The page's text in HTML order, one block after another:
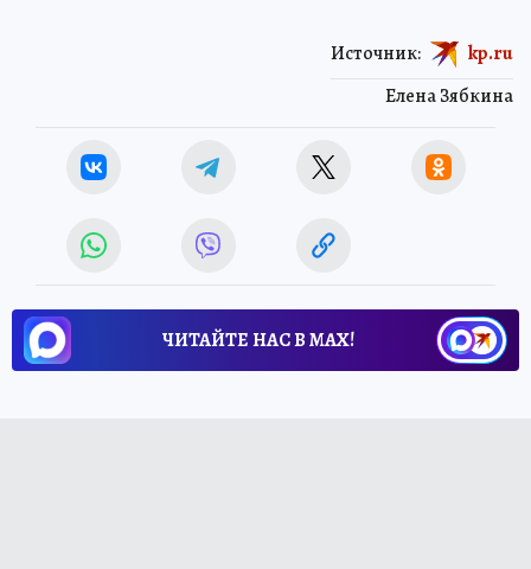
Елена Зябкина
Источник: kp.ru
ЧИТАЙТЕ НАС В МАХ!